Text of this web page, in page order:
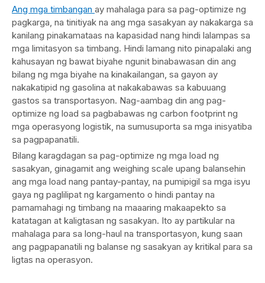
Ang mga timbangan ay mahalaga para sa pag-optimize ng
pagkarga, na tinitiyak na ang mga sasakyan ay nakakarga sa
kanilang pinakamataas na kapasidad nang hindi lalampas sa
mga limitasyon sa timbang. Hindi lamang nito pinapalaki ang
kahusayan ng bawat biyahe ngunit binabawasan din ang
bilang ng mga biyahe na kinakailangan, sa gayon ay
nakakatipid ng gasolina at nakakabawas sa kabuuang
gastos sa transportasyon. Nag-aambag din ang pag-
optimize ng load sa pagbabawas ng carbon footprint ng
mga operasyong logistik, na sumusuporta sa mga inisyatiba
sa pagpapanatili.
Bilang karagdagan sa pag-optimize ng mga load ng
sasakyan, ginagamit ang weighing scale upang balansehin
ang mga load nang pantay-pantay, na pumipigil sa mga isyu
gaya ng paglilipat ng kargamento o hindi pantay na
pamamahagi ng timbang na maaaring makaapekto sa
katatagan at kaligtasan ng sasakyan. Ito ay partikular na
mahalaga para sa long-haul na transportasyon, kung saan
ang pagpapanatili ng balanse ng sasakyan ay kritikal para sa
ligtas na operasyon.